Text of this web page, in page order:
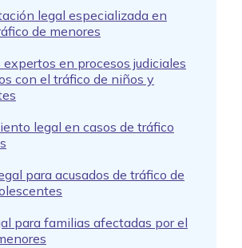
legal especializada en
de menores
en procesos judiciales
con el tráfico de niños y
legal en casos de tráfico
para acusados de tráfico de
para familias afectadas por el